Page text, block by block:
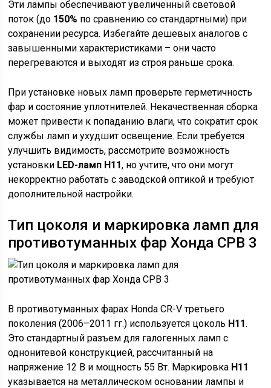
Эти лампы обеспечивают увеличенный световой
поток (до 150% по сравнению со стандартными) при
сохранении ресурса. Избегайте дешевых аналогов с
завышенными характеристиками – они часто
перегреваются и выходят из строя раньше срока.
При установке новых ламп проверьте герметичность
фар и состояние уплотнителей. Некачественная сборка
может привести к попаданию влаги, что сократит срок
службы ламп и ухудшит освещение. Если требуется
улучшить видимость, рассмотрите возможность
установки LED-ламп H11, но учтите, что они могут
некорректно работать с заводской оптикой и требуют
дополнительной настройки.
Тип цоколя и маркировка ламп для
противотуманных фар Хонда СРВ 3
В противотуманных фарах Honda CR-V третьего
поколения (2006–2011 гг.) используется цоколь H11.
Это стандартный разъем для галогенных ламп с
однонитевой конструкцией, рассчитанный на
напряжение 12 В и мощность 55 Вт. Маркировка H11
указывается на металлическом основании лампы и